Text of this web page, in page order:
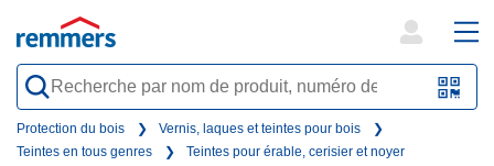
QR-
search
form
Protection du bois
Vernis, laques et teintes pour bois
Teintes en tous genres
Teintes pour érable, cerisier et noyer